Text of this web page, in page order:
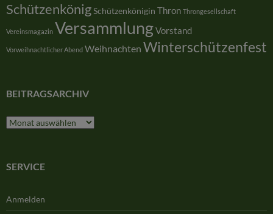
SchützenkönigSchützenkönigin Thron Throngesellschaft
Vereinsmagazin VersammlungVorstand
Vorweihnachtlicher Abend Weihnachten Winterschützenfest
BEITRAGSARCHIV
Beitragsarchiv
SERVICE
Anmelden